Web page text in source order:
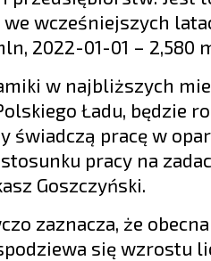
wcześniejszych
2022-01-01 – 2,580
w najbliższych
Ładu, będzie
świadczą pracę w
pracy na
Goszczyński.
zaznacza, że
się wzrostu